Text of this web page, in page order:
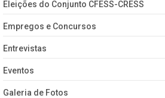
Eleições do Conjunto CFESS-CRESS
Empregos e Concursos
Entrevistas
Eventos
Galeria de Fotos